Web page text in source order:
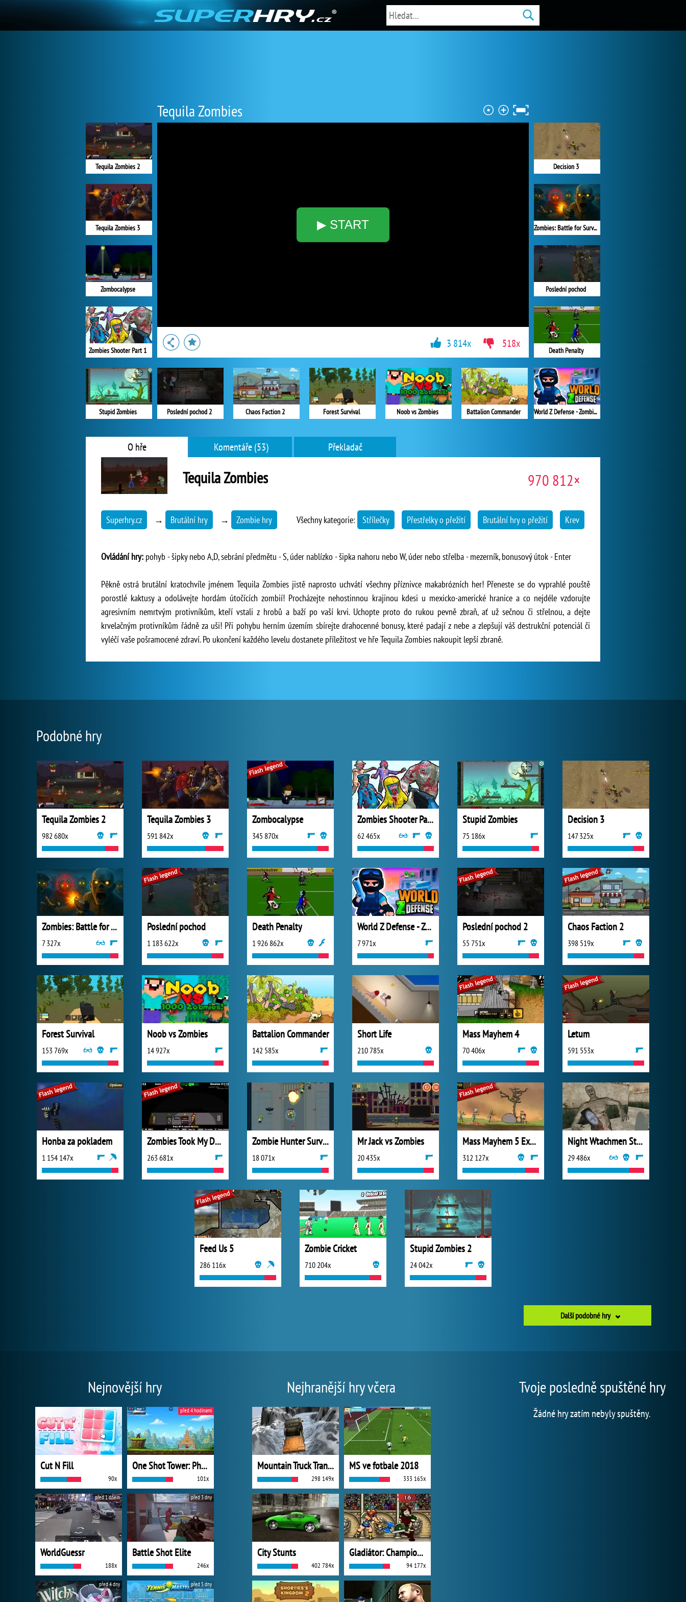
Tequila Zombies
▶ START
Tequila Zombies 2
Tequila Zombies 3
Zombocalypse
Zombies Shooter Part 1
Stupid Zombies
Decision 3
Zombies: Battle for Survival
Poslední pochod
Death Penalty
World Z Defense - Zombie Defense
Poslední pochod 2 Chaos Faction 2 Forest Survival Noob vs Zombies Battalion Commander
3 814x 518x
O hře Komentáře (53) Překladač
Tequila Zombies 970 812×
Superhry.cz → Brutální hry → Zombie hry Všechny kategorie: Střílečky Přestřelky o přežití Brutální hry o přežití Krev
Ovládání hry: pohyb - šipky nebo A,D, sebrání předmětu - S, úder nablízko - šipka nahoru nebo W, úder nebo střelba - mezerník, bonusový útok - Enter
Pěkně ostrá brutální kratochvíle jménem Tequila Zombies jistě naprosto uchvátí všechny příznivce makabrózních her! Přeneste se do vyprahlé pouště
porostlé kaktusy a odolávejte hordám útočících zombií! Procházejte nehostinnou krajinou kdesi u mexicko-americké hranice a co nejdéle vzdorujte
agresivním nemrtvým protivníkům, kteří vstali z hrobů a baží po vaší krvi. Uchopte proto do rukou pevně zbraň, ať už sečnou či střelnou, a dejte
krvelačným protivníkům řádně za uši! Při pohybu herním územím sbírejte drahocenné bonusy, které padají z nebe a zlepšují váš destrukční potenciál či
vyléčí vaše pošramocené zdraví. Po ukončení každého levelu dostanete příležitost ve hře Tequila Zombies nakoupit lepší zbraně.
Podobné hry
Tequila Zombies 2
982 680x
Tequila Zombies 3
591 842x
Zombocalypse
345 870x
Zombies Shooter Part 1
62 465x
Stupid Zombies
75 186x
Decision 3
147 325x
Zombies: Battle for Survival
7 327x
Poslední pochod
1 183 622x
Death Penalty
1 926 862x
World Z Defense - Zombie Defense
7 971x
Poslední pochod 2
55 751x
Chaos Faction 2
398 519x
Forest Survival
153 769x
Noob vs Zombies
14 927x
Battalion Commander
142 585x
Short Life
210 785x
Mass Mayhem 4
70 406x
Letum
591 553x
Honba za pokladem
1 154 147x
Zombies Took My Daughter
263 681x
Zombie Hunter Survival
18 071x
Mr Jack vs Zombies
20 435x
Mass Mayhem 5 Expansion
312 127x
Night Wtachmen Stories Zombies Hospital
29 486x
Feed Us 5
286 116x
Zombie Cricket
710 204x
Stupid Zombies 2
24 042x
Další podobné hry
Nejnovější hry
Cut N Fill
90x
One Shot Tower: Physics Destroyer
101x
před 4 hodinami
WorldGuessr
188x
před 1 dnem
Battle Shot Elite
246x
před 3 dny
před 4 dny před 5 dny
Nejhranější hry včera
Mountain Truck Transport
298 149x
MS ve fotbale 2018
333 165x
City Stunts
402 784x
Gladiátor: Champions Sprint
94 177x
Tvoje posledně spuštěné hry
Žádné hry zatím nebyly spuštěny.